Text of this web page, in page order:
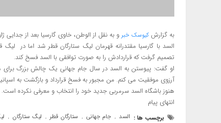
به گزارش کیوسک خبر و به نقل از الوطن، خاوی گارسیا بعد از
السد با گارسیا مقتدرانه قهرمان لیگ ستارگان قطر شد اما در لیگ
تصمیم گرفت که قراردادش را به صورت توافقی با السد فسخ کند.
او گفت: پیوستن به السد در سال جام جهانی یک چالش بزرگ برای
آرزوی موفقیت می کنم. من مجبور به فسخ قرارداد و بازگشت به
هنوز باشگاه السد سرمربی جدید خود را انتخاب و معرفی نکرده است.
انتهای پیام
برچسب ها : السد , جام جهانی , ستارگان قطر , لیگ ستارگان ,